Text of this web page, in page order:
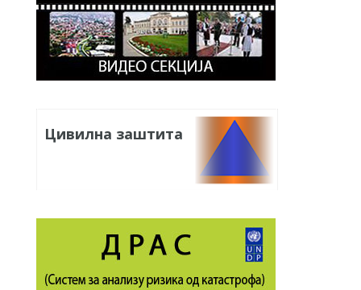
Цивилна заштита